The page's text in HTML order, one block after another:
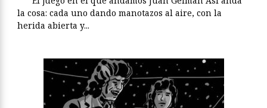
la cosa: cada uno dando manotazos al aire, con la
herida abierta y...